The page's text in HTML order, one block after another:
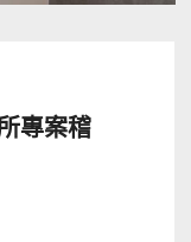
專案稽